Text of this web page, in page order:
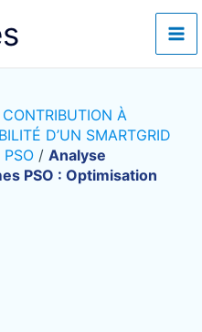
CONTRIBUTION À
D’UN SMARTGRID
PSO / Analyse
PSO : Optimisation